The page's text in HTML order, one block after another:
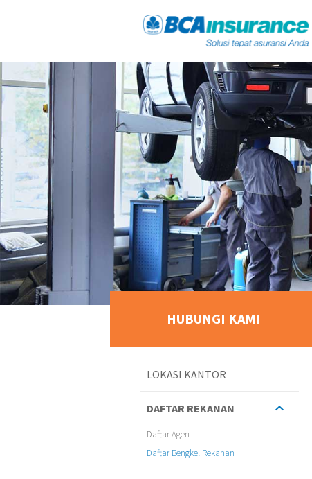
HUBUNGI KAMI
LOKASI KANTOR
DAFTAR REKANAN
Daftar Agen
Daftar Bengkel Rekanan